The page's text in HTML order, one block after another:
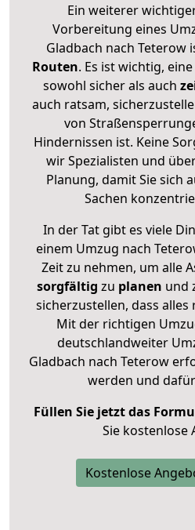
Ein weiterer
Vorbereitung eines
Gladbach nach Teterow
Routen. Es ist wichtig,
sowohl sicher als auch
auch ratsam,
von
Hindernissen ist. Keine
wir Spezialisten und
Planung, damit Sie sich
Sachen
In der Tat gibt es viele
einem Umzug nach
Zeit zu nehmen, um alle
sorgfältig zu planen und
sicherzustellen, dass
Mit der richtigen
deutschlandweiter
Gladbach nach Teterow
werden und
Füllen Sie jetzt das
Sie kostenlose
Kostenlose